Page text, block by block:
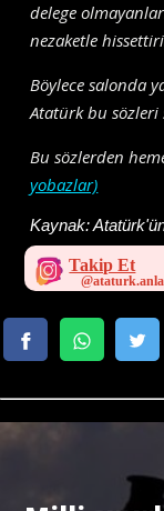
delege
nezaketle
Böylece salonda
Atatürk bu sözleri
Bu sözlerden
yobazlar)
Kaynak:
Takip Et